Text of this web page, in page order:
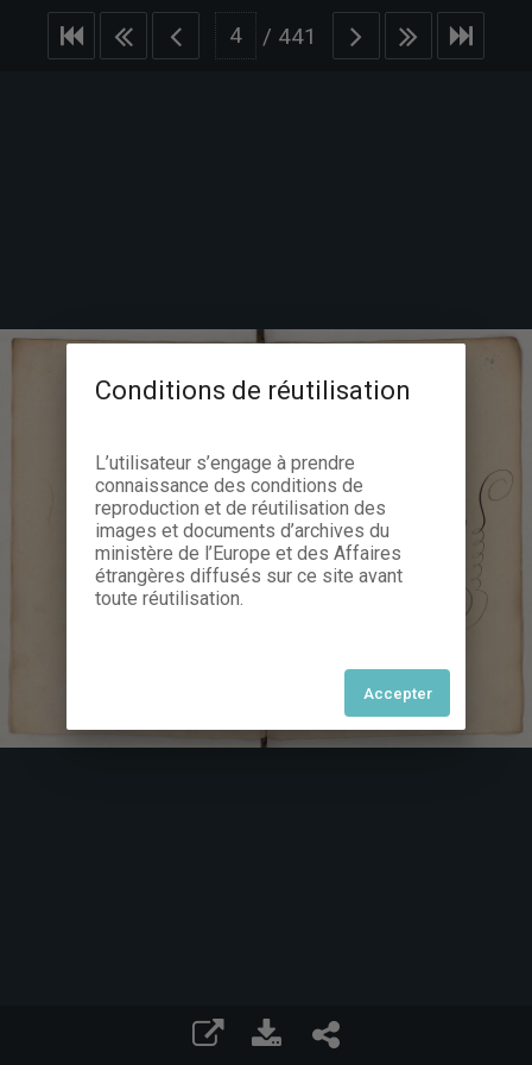
/ 441
Conditions de réutilisation
L’utilisateur s’engage à prendre
connaissance des conditions de
reproduction et de réutilisation des
images et documents d’archives du
ministère de l’Europe et des Affaires
étrangères diffusés sur ce site avant
toute réutilisation.